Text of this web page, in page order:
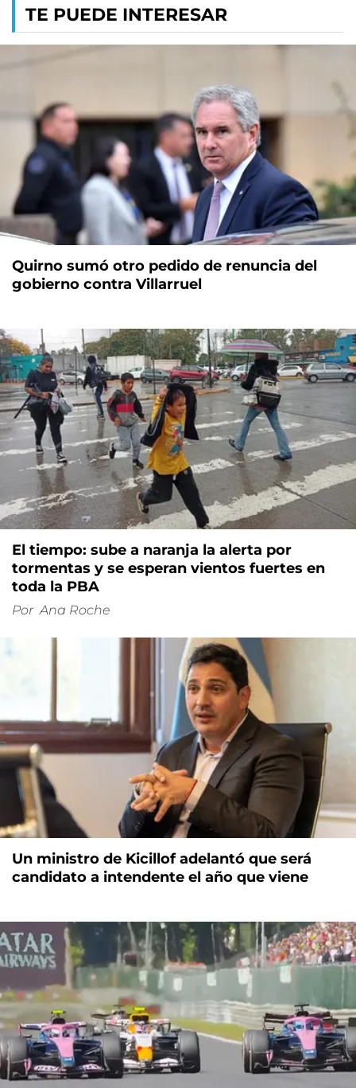
TE PUEDE INTERESAR
Quirno sumó otro pedido de renuncia del
gobierno contra Villarruel
El tiempo: sube a naranja la alerta por
tormentas y se esperan vientos fuertes en
toda la PBA
Por Ana Roche
Un ministro de Kicillof adelantó que será
candidato a intendente el año que viene